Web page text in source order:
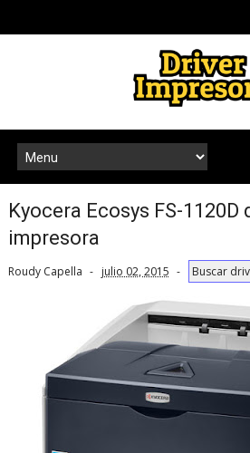
Kyocera Ecosys FS-
impresora
Roudy Capella julio 02, 2015 Buscar